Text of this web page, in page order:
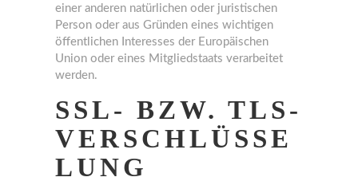
einer anderen natürlichen oder juristischen
Person oder aus Gründen eines wichtigen
öffentlichen Interesses der Europäischen
Union oder eines Mitgliedstaats verarbeitet
werden.
SSL- BZW. TLS-
VERSCHLÜSSE
LUNG